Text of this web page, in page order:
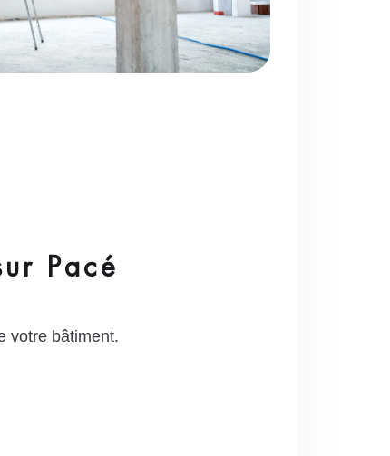
Pacé
votre bâtiment.